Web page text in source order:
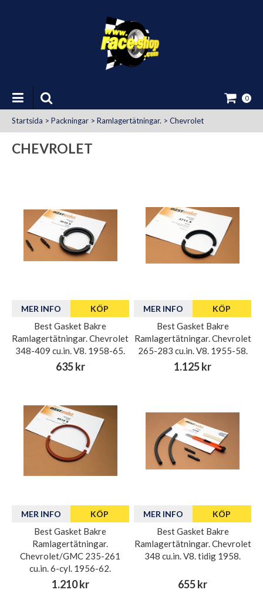
0
Uttag
Startsida > Packningar > Ramlagertätningar. > Chevrolet
CHEVROLET
MER INFO KÖP
Best Gasket Bakre
Ramlagertätningar. Chevrolet
348-409 cu.in. V8. 1958-65.
635 kr
MER INFO KÖP
Best Gasket Bakre
Ramlagertätningar. Chevrolet
265-283 cu.in. V8. 1955-58.
1.125 kr
MER INFO KÖP
Best Gasket Bakre
Ramlagertätningar.
Chevrolet/GMC 235-261
cu.in. 6-cyl. 1956-62.
1.210 kr
MER INFO KÖP
Best Gasket Bakre
Ramlagertätningar. Chevrolet
348 cu.in. V8. tidig 1958.
655 kr